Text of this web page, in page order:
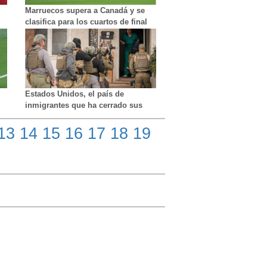
Marruecos supera a Canadá y se
clasifica para los cuartos de final
Estados Unidos, el país de
inmigrantes que ha cerrado sus
puertas
14 15 16 17 18 19